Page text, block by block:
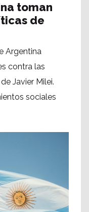
toman
de
Argentina
contra las
Javier Milei.
sociales